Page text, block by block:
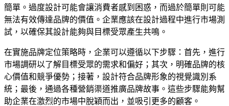
簡單。過度設計可能會讓消費者感到困惑，而過於簡單則可能
無法有效傳達品牌的價值。企業應該在設計過程中進行市場測
試，以確保其設計能夠與目標受眾產生共鳴。
在實施品牌定位策略時，企業可以遵循以下步驟：首先，進行
市場調研以了解目標受眾的需求和偏好；其次，明確品牌的核
心價值和競爭優勢；接著，設計符合品牌形象的視覺識別系
統；最後，通過各種營銷渠道推廣品牌故事。這些步驟能夠幫
助企業在激烈的市場中脫穎而出，並吸引更多的顧客。